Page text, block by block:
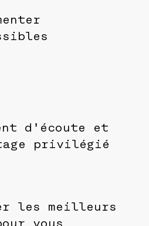
d'écoute et
privilégié
les meilleurs
vous